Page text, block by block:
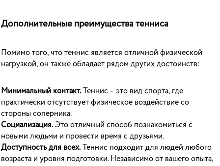
Дополнительные преимущества тенниса
Помимо того, что теннис является отличной физической
нагрузкой, он также обладает рядом других достоинств:
Минимальный контакт.Теннис – это вид спорта, где
практически отсутствует физическое воздействие со
стороны соперника.
Социализация.Это отличный способ познакомиться с
новыми людьми и провести время с друзьями.
Доступность для всех.Теннис подходит для людей любого
возраста и уровня подготовки. Независимо от вашего опыта,